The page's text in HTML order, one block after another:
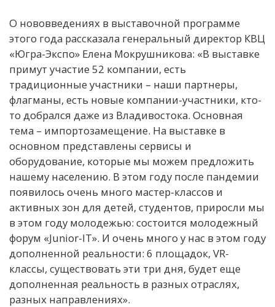
О нововведениях в выставочной программе
этого года рассказала генеральный директор КВЦ
«Югра-Экспо» Елена Мокрушникова: «В выставке
примут участие 52 компании, есть
традиционные участники – наши партнеры,
флагманы, есть новые компании-участники, кто-
то добрался даже из Владивостока. Основная
тема – импортозамещение. На выставке в
основном представлены сервисы и
оборудование, которые мы можем предложить
нашему населению. В этом году после пандемии
появилось очень много мастер-классов и
активных зон для детей, студентов, приросли мы
в этом году молодежью: состоится молодежный
форум «Junior-IT». И очень много у нас в этом году
дополненной реальности: 6 площадок, VR-
классы, существовать эти три дня, будет еще
дополненная реальность в разных отраслях,
разных направлениях».